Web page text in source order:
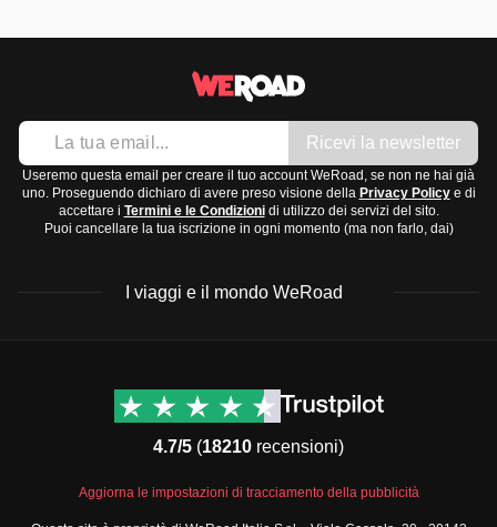
Ricevi la newsletter
Useremo questa email per creare il tuo account WeRoad, se non ne hai già
uno. Proseguendo dichiaro di avere preso visione della Privacy Policye di
accettare i Termini e le Condizionidi utilizzo dei servizi del sito.
Puoi cancellare la tua iscrizione in ogni momento (ma non farlo, dai)
I viaggi e il mondo WeRoad
Viaggi di gruppo Nord
Viaggi di gruppo Centro
Viaggi di gruppo Sud
America
Contatti
Termini e condizioni
Condizioni generali
4.7/5 (18210 recensioni)
Aggiorna le impostazioni di tracciamento della pubblicità